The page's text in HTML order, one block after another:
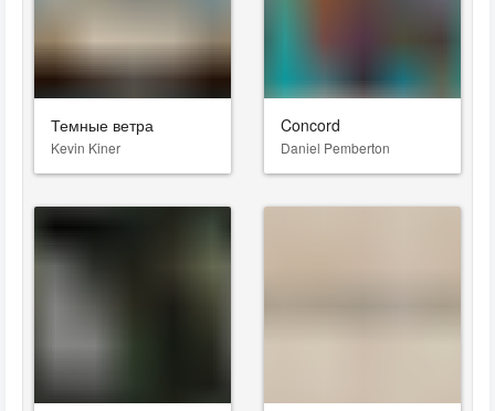
Темные ветра
Kevin Kiner
Concord
Daniel Pemberton